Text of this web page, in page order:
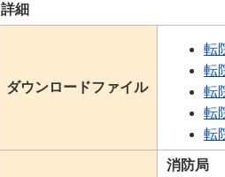
詳細
ダウンロードファイル
転
転
転
転
転
消防局